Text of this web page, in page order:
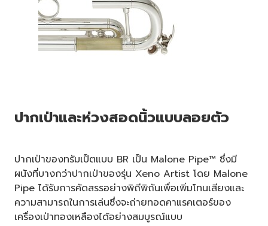
ปากเป่าและห่วงสอดนิ้วแบบลอยตัว
ปากเป่าของทรัมเป็ตแบบ BR เป็น Malone Pipe™ ซึ่งมี
ผนังที่บางกว่าปากเป่าของรุ่น Xeno Artist โดย Malone
Pipe ได้รับการคัดสรรอย่างพิถีพิถันเพื่อเพิ่มโทนเสียงและ
ความสามารถในการเล่นซึ่งจะถ่ายทอดคาแรคเตอร์ของ
เครื่องเป่าทองเหลืองได้อย่างสมบูรณ์แบบ